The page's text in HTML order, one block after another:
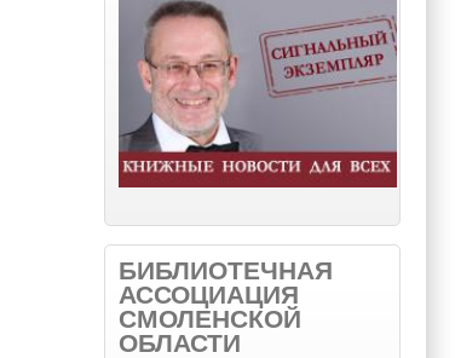
БИБЛИОТЕЧНАЯ
АССОЦИАЦИЯ
СМОЛЕНСКОЙ
ОБЛАСТИ